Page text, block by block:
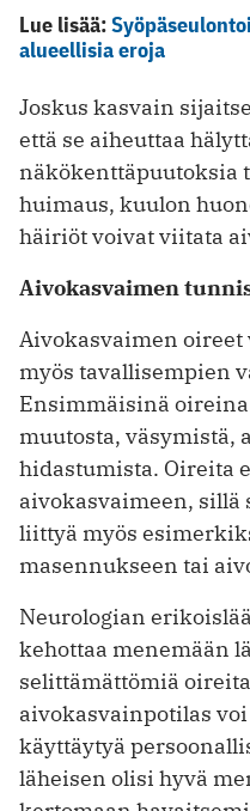
Lue lisää:
alueellisia eroja
Joskus kasvain
että se aiheuttaa
näkökenttäpuutoksia
huimaus, kuulon
häiriöt voivat viitata
Aivokasvaimen
Aivokasvaimen oireet
myös tavallisempien
Ensimmäisinä
muutosta, väsymistä,
hidastumista. Oireita
aivokasvaimeen, sillä
liittyä myös
masennukseen tai
Neurologian
kehottaa menemään
selittämättömiä
aivokasvainpotilas
käyttäytyä
läheisen olisi hyvä